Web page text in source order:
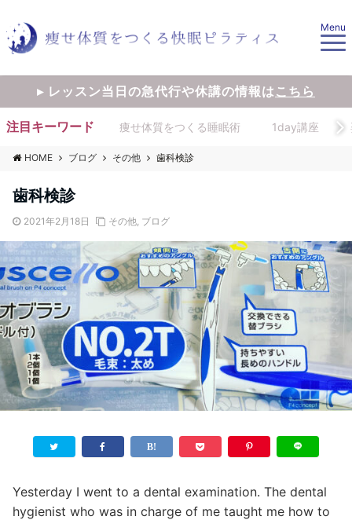
Menu
▸ レッスン当日の急代行や休講の情報はこちら
注目キーワード 痩せ体質をつくる睡眠術 1day講座
HOME ブログ その他 歯科検診
歯科検診
2021年2月18日 その他, ブログ
Yesterday I went to a dental examination. The dental
hygienist who was in charge of me taught me how to